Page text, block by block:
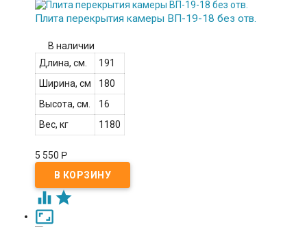
Плита перекрытия камеры ВП-19-18 без отв.
В наличии
Длина, см.
191
Ширина, см
180
Высота, см.
16
Вес, кг
1180
5 550 Р
 
